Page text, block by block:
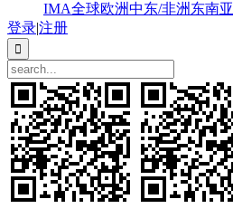
IMA全球欧洲中东/非洲 东南亚
登录|注册
